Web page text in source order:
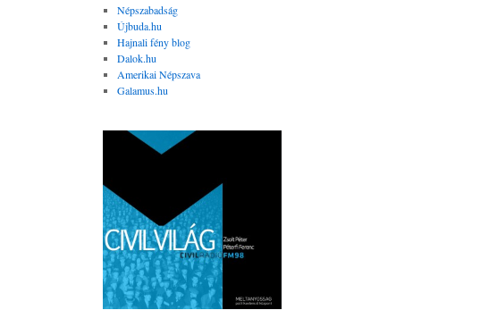
Népszabadság
Újbuda.hu
Hajnali fény blog
Dalok.hu
Amerikai Népszava
Galamus.hu